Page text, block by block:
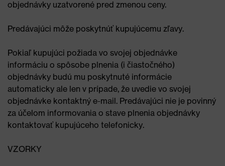
objednávky uzatvorené pred zmenou ceny.
Predávajúci môže poskytnúť kupujúcemu zľavy.
Pokiaľ kupujúci požiada vo svojej objednávke
informáciu o spôsobe plnenia (i čiastočného)
objednávky budú mu poskytnuté informácie
automaticky ale len v prípade, že uvedie vo svojej
objednávke kontaktný e-mail. Predávajúci nie je povinný
za účelom informovania o stave plnenia objednávky
kontaktovať kupujúceho telefonicky.
VZORKY